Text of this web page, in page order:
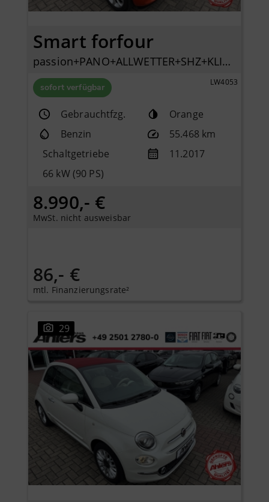
Smart forfour
passion+PANO+ALLWETTER+SHZ+KLIMAAUTO+BLUETOOTH+PDC+
sofort verfügbar LW4053
Gebrauchtfzg.
Orange
Benzin
55.468 km
Schaltgetriebe
11.2017
66 kW (90 PS)
8.990,- €
MwSt. nicht ausweisbar
86,- €
mtl. Finanzierungsrate²
29